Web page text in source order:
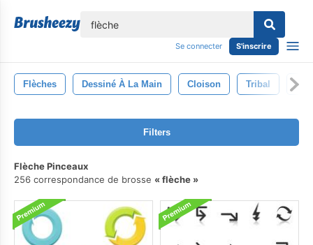
Se connecter S'inscrire
Flèches Dessiné À La Main Cloison Tribal
Filters
Flèche Pinceaux
256 correspondance de brosse
flèche